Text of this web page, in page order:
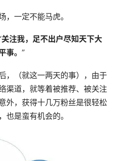
，一定不能马虎。
关注我，足不出户尽知天下大
事。 ”
，（就这一两天的事），由于
渠道，就等着被推荐、被关注
外，获得十几万粉丝是很轻松
也是蛮有机会的。